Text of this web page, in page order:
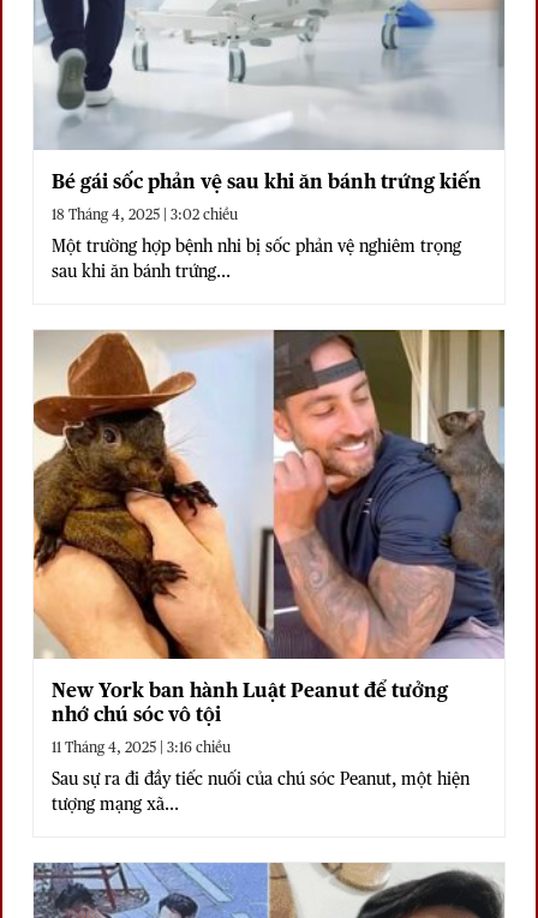
Bé gái sốc phản vệ sau khi ăn bánh trứng kiến
18 Tháng 4, 2025 | 3:02 chiều
Một trường hợp bệnh nhi bị sốc phản vệ nghiêm trọng
sau khi ăn bánh trứng...
New York ban hành Luật Peanut để tưởng
nhớ chú sóc vô tội
11 Tháng 4, 2025 | 3:16 chiều
Sau sự ra đi đầy tiếc nuối của chú sóc Peanut, một hiện
tượng mạng xã...